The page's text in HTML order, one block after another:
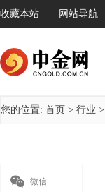
收藏本站 网站导航
您的位置: 首页 > 行业 >
 微信